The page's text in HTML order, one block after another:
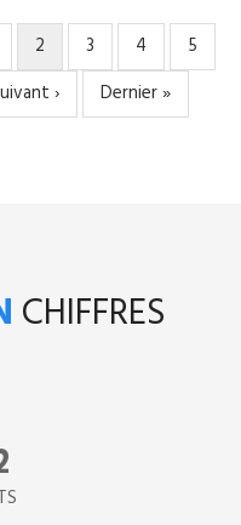
Page
courante
2 Page
3 Page
4 Page
5
›
Dernière
page
Dernier »
CHIFFRES